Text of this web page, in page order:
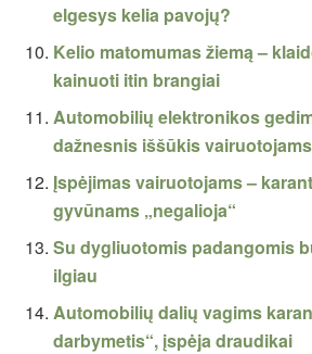
elgesys kelia pavojų?
Kelio matomumas žiemą –
kainuoti itin brangiai
Automobilių elektronikos
dažnesnis iššūkis vairuotojams
Įspėjimas vairuotojams –
gyvūnams „negalioja“
Su dygliuotomis padangomis
ilgiau
Automobilių dalių vagims
darbymetis“, įspėja draudikai